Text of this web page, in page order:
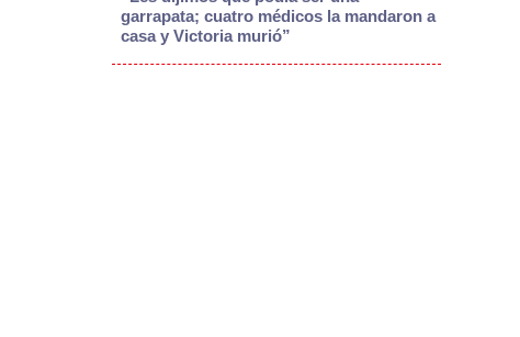
garrapata; cuatro médicos la mandaron a
casa y Victoria murió”